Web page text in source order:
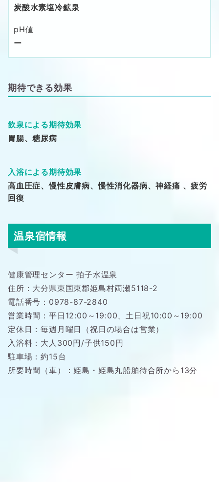
炭酸水素塩冷鉱泉
pH値
ー
期待できる効果
飲泉による期待効果
胃腸、糖尿病
入浴による期待効果
高血圧症、慢性皮膚病、慢性消化器病、神経痛 、疲労
回復
温泉宿情報
健康管理センター 拍子水温泉
住所：大分県東国東郡姫島村両瀬5118-2
電話番号：0978-87-2840
営業時間：平日12:00～19:00、土日祝10:00～19:00
定休日：毎週月曜日（祝日の場合は営業）
入浴料：大人300円/子供150円
駐車場：約15台
所要時間（車）：姫島・姫島丸船舶待合所から13分